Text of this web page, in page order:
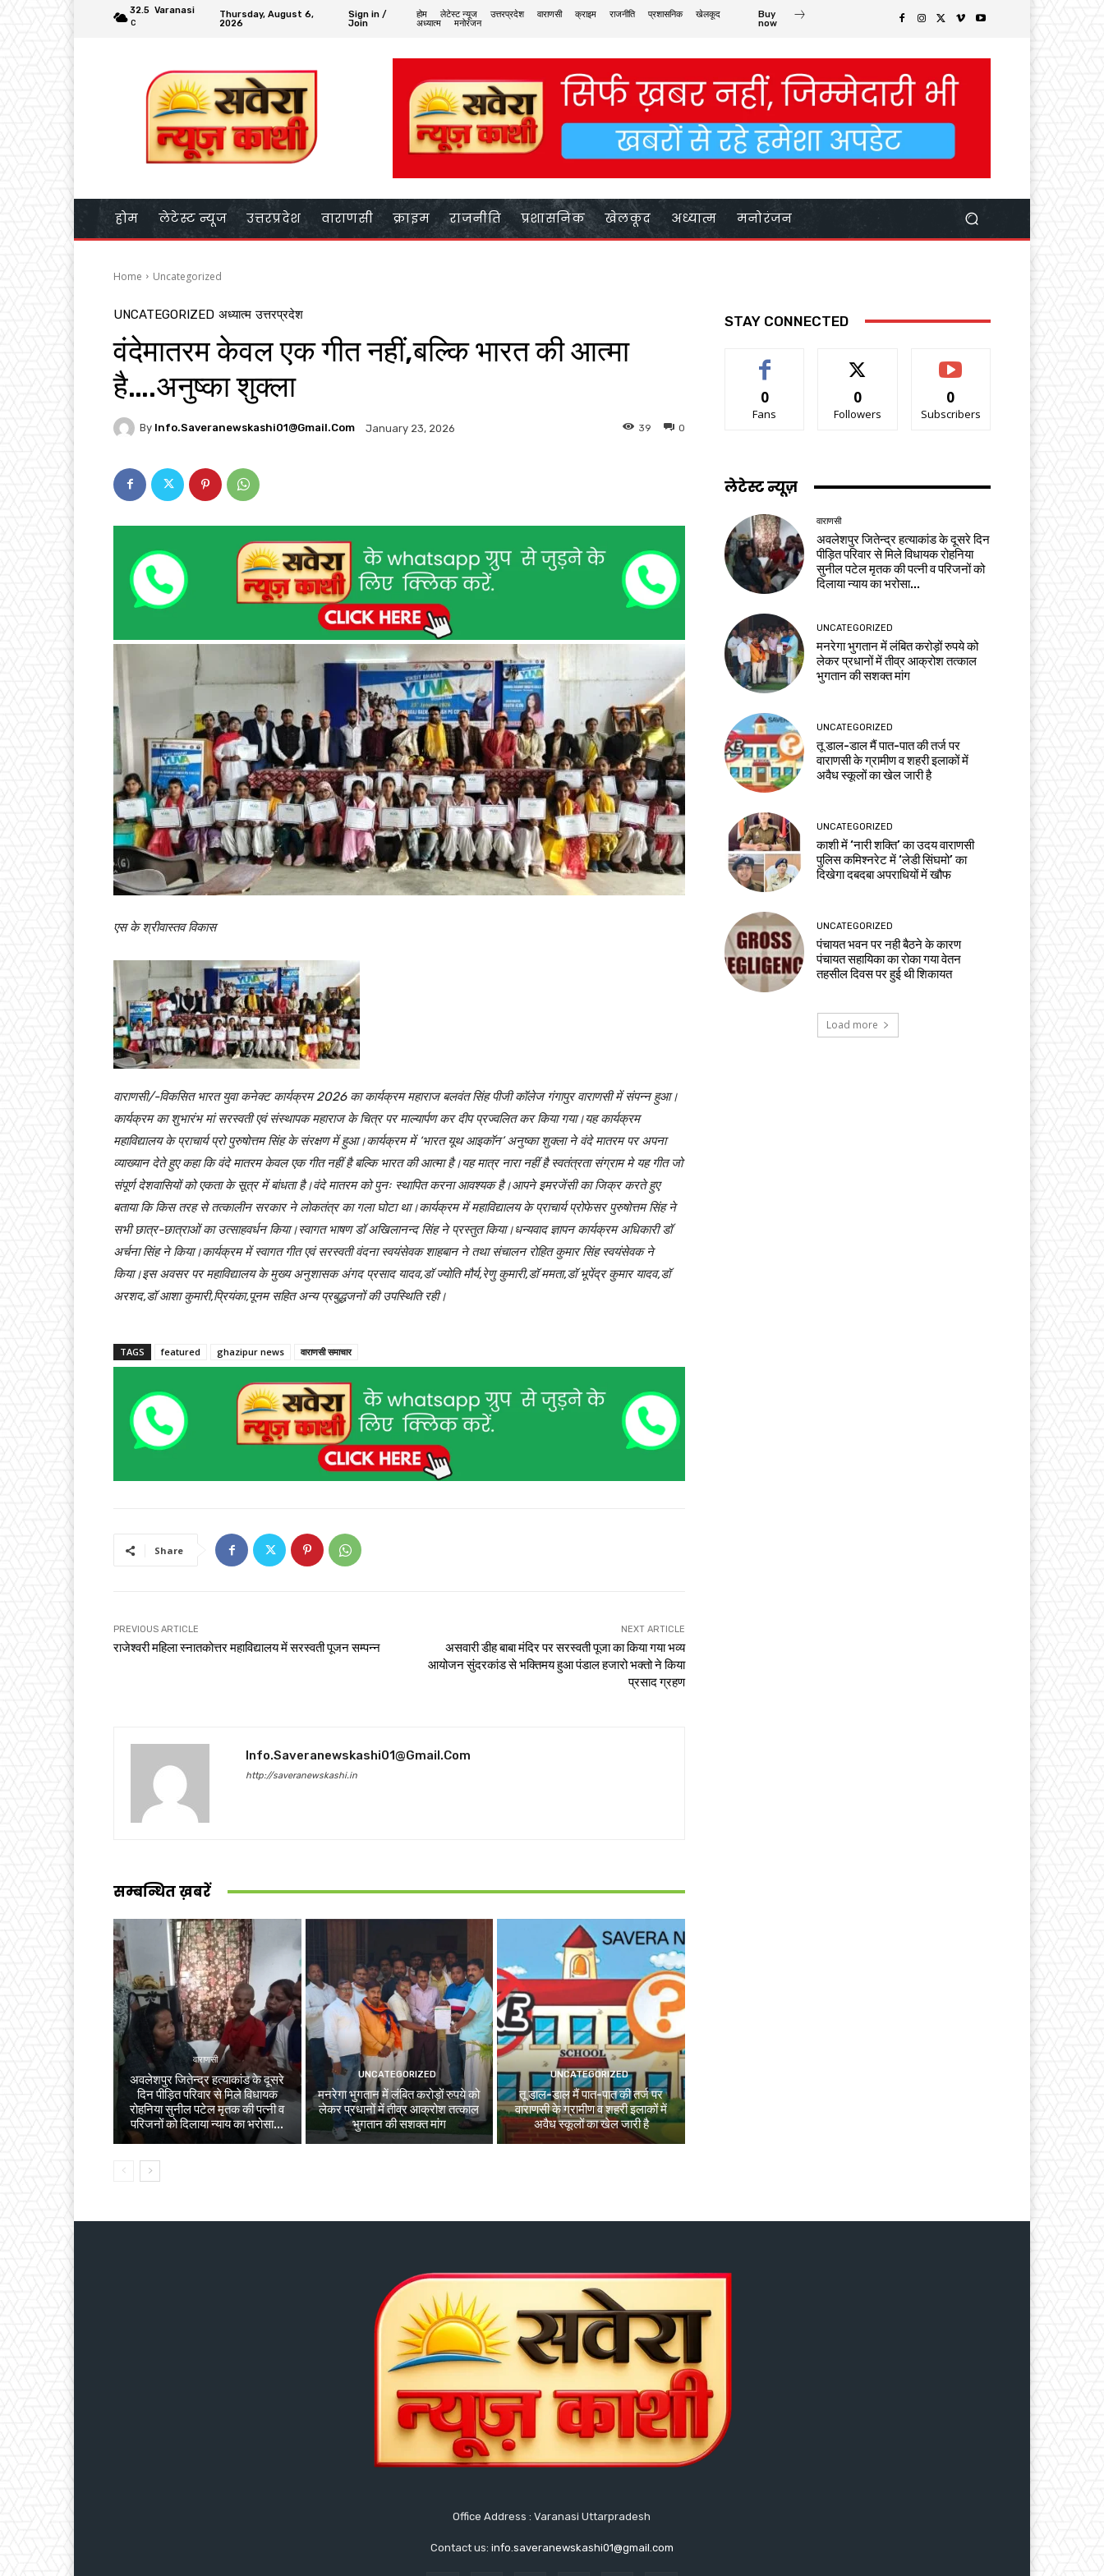
32.5
C
Varanasi
Thursday, August 6,
2026
Sign in /
Join
होम लेटेस्ट न्यूज उत्तरप्रदेश वाराणसी क्राइम राजनीति प्रशासनिक
खेलकूद
अध्यात्म
मनोरंजन
Buy
now
होम लेटेस्ट न्यूज उत्तरप्रदेश वाराणसी क्राइम राजनीति प्रशासनिक खेलकूद अध्यात्म मनोरंजन
Home Uncategorized
UNCATEGORIZED अध्यात्म उत्तरप्रदेश
वंदेमातरम केवल एक गीत नहीं,बल्कि भारत की आत्मा
है….अनुष्का शुक्ला
By Info.saveranewskashi01@gmail.com January 23, 2026 0
39
एस के श्रीवास्तव विकास
वाराणसी/-विकसित भारत युवा कनेक्ट कार्यक्रम 2026 का कार्यक्रम महाराज बलवंत सिंह पीजी कॉलेज गंगापुर वाराणसी में संपन्न हुआ।
कार्यक्रम का शुभारंभ मां सरस्वती एवं संस्थापक महाराज के चित्र पर माल्यार्पण कर दीप प्रज्वलित कर किया गया।यह कार्यक्रम
महाविद्यालय के प्राचार्य प्रो पुरुषोत्तम सिंह के संरक्षण में हुआ।कार्यक्रम में ‘भारत यूथ आइकॉन’ अनुष्का शुक्ला ने वंदे मातरम पर अपना
व्याख्यान देते हुए कहा कि वंदे मातरम केवल एक गीत नहीं है बल्कि भारत की आत्मा है।यह मात्र नारा नहीं है स्वतंत्रता संग्राम मे यह गीत जो
संपूर्ण देशवासियों को एकता के सूत्र में बांधता है।वंदे मातरम को पुनः स्थापित करना आवश्यक है।आपने इमरजेंसी का जिक्र करते हुए
बताया कि किस तरह से तत्कालीन सरकार ने लोकतंत्र का गला घोटा था।कार्यक्रम में महाविद्यालय के प्राचार्य प्रोफेसर पुरुषोत्तम सिंह ने
सभी छात्र-छात्राओं का उत्साहवर्धन किया।स्वागत भाषण डॉ अखिलानन्द सिंह ने प्रस्तुत किया।धन्यवाद ज्ञापन कार्यक्रम अधिकारी डॉ
अर्चना सिंह ने किया।कार्यक्रम में स्वागत गीत एवं सरस्वती वंदना स्वयंसेवक शाहबान ने तथा संचालन रोहित कुमार सिंह स्वयंसेवक ने
किया।इस अवसर पर महाविद्यालय के मुख्य अनुशासक अंगद प्रसाद यादव,डॉ ज्योति मौर्य,रेणु कुमारी,डॉ ममता,डॉ भूपेंद्र कुमार यादव,डॉ
अरशद,डॉ आशा कुमारी,प्रियंका,पूनम सहित अन्य प्रबुद्धजनों की उपस्थिति रही।
TAGS featured ghazipur news वाराणसी समाचार
Share
PREVIOUS ARTICLE
राजेश्वरी महिला स्नातकोत्तर महाविद्यालय में सरस्वती पूजन सम्पन्न
NEXT ARTICLE
असवारी डीह बाबा मंदिर पर सरस्वती पूजा का किया गया भव्य
आयोजन सुंदरकांड से भक्तिमय हुआ पंडाल हजारो भक्तो ने किया
प्रसाद ग्रहण
Info.saveranewskashi01@gmail.com
http://saveranewskashi.in
सम्बन्धित ख़बरें
वाराणसी
अवलेशपुर जितेन्द्र हत्याकांड के दूसरे
दिन पीड़ित परिवार से मिले विधायक
रोहनिया सुनील पटेल मृतक की पत्नी व
परिजनों को दिलाया न्याय का भरोसा...
UNCATEGORIZED
मनरेगा भुगतान में लंबित करोड़ों रुपये को
लेकर प्रधानों में तीव्र आक्रोश तत्काल
भुगतान की सशक्त मांग
UNCATEGORIZED
तू डाल-डाल मैं पात-पात की तर्ज पर
वाराणसी के ग्रामीण व शहरी इलाकों में
अवैध स्कूलों का खेल जारी है
STAY CONNECTED
0
Fans
0
Followers
0
Subscribers
लेटेस्ट न्यूज़
वाराणसी
अवलेशपुर जितेन्द्र हत्याकांड के दूसरे दिन
पीड़ित परिवार से मिले विधायक रोहनिया
सुनील पटेल मृतक की पत्नी व परिजनों को
दिलाया न्याय का भरोसा...
UNCATEGORIZED
मनरेगा भुगतान में लंबित करोड़ों रुपये को
लेकर प्रधानों में तीव्र आक्रोश तत्काल
भुगतान की सशक्त मांग
UNCATEGORIZED
तू डाल-डाल मैं पात-पात की तर्ज पर
वाराणसी के ग्रामीण व शहरी इलाकों में
अवैध स्कूलों का खेल जारी है
UNCATEGORIZED
काशी में ‘नारी शक्ति’ का उदय वाराणसी
पुलिस कमिश्नरेट में ‘लेडी सिंघमो’ का
दिखेगा दबदबा अपराधियों में खौफ
UNCATEGORIZED
पंचायत भवन पर नही बैठने के कारण
पंचायत सहायिका का रोका गया वेतन
तहसील दिवस पर हुई थी शिकायत
Load more
Office Address : Varanasi Uttarpradesh
Contact us: info.saveranewskashi01@gmail.com